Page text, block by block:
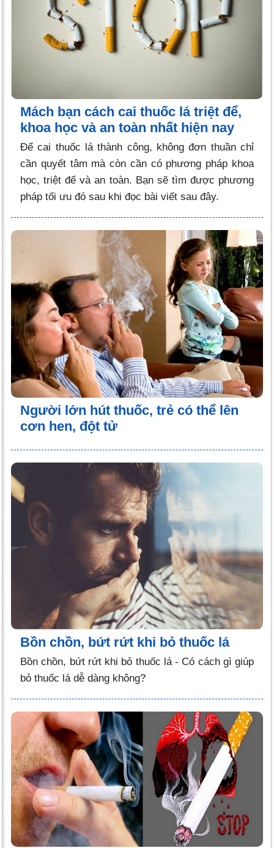
Mách bạn cách cai thuốc lá triệt để,
khoa học và an toàn nhất hiện nay
Để cai thuốc lá thành công, không đơn thuần chỉ
cần quyết tâm mà còn cần có phương pháp khoa
học, triệt để và an toàn. Bạn sẽ tìm được phương
pháp tối ưu đó sau khi đọc bài viết sau đây.
Người lớn hút thuốc, trẻ có thể lên
cơn hen, đột tử
Bồn chồn, bứt rứt khi bỏ thuốc lá
Bồn chồn, bứt rứt khi bỏ thuốc lá - Có cách gì giúp
bỏ thuốc lá dễ dàng không?